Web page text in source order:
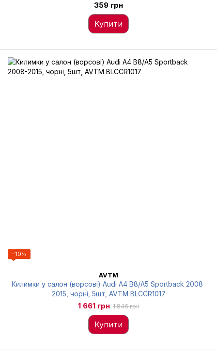
359 грн
Купити
−10%
AVTM
Килимки у салон (ворсові) Audi A4 В8/A5 Sportback 2008-
2015, чорні, 5шт, AVTM BLCCR1017
1 661 грн 1 846 грн
Купити